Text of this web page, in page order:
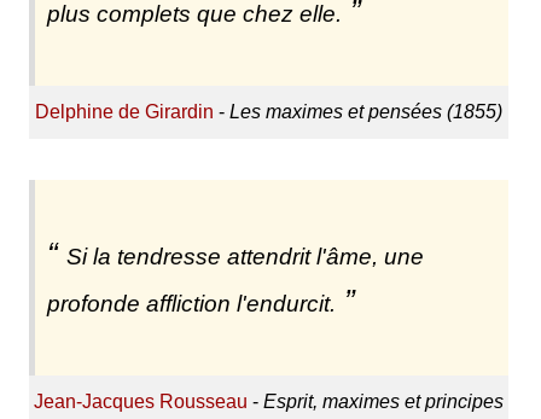
plus complets que chez elle.
Delphine de Girardin - Les maximes et pensées (1855)
Si la tendresse attendrit l'âme, une
profonde affliction l'endurcit.
Jean-Jacques Rousseau - Esprit, maximes et principes